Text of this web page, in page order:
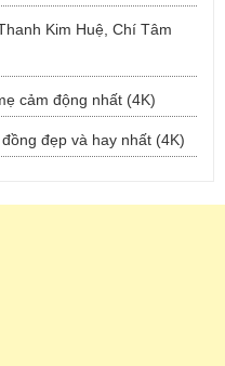
Kim Huệ, Chí Tâm
cảm động nhất (4K)
đẹp và hay nhất (4K)